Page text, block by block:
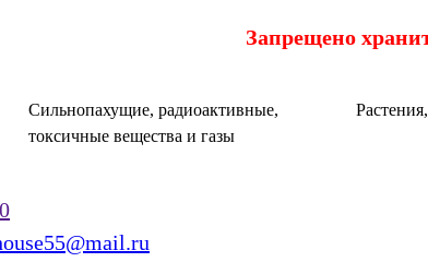
Запрещено
Сильнопахущие, радиоактивные,
токсичные вещества и газы